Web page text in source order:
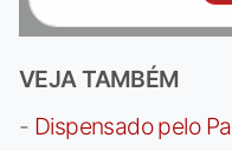
VEJA TAMBÉM
- Dispensado pelo